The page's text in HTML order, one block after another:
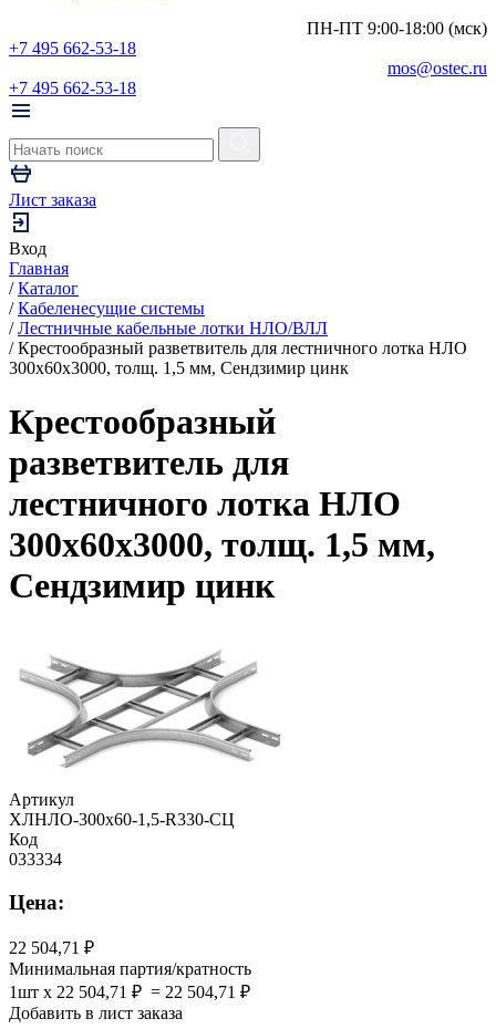
ПН-ПТ 9:00-18:00 (мск)
+7 495 662-53-18
mos@ostec.ru
+7 495 662-53-18
Лист заказа
Вход
Главная
/ Каталог
/ Кабеленесущие системы
/ Лестничные кабельные лотки НЛО/ВЛЛ
/ Крестообразный разветвитель для лестничного лотка НЛО
300х60х3000, толщ. 1,5 мм, Сендзимир цинк
Крестообразный
разветвитель для
лестничного лотка НЛО
300х60х3000, толщ. 1,5 мм,
Сендзимир цинк
Артикул
ХЛНЛО-300х60-1,5-R330-СЦ
Код
033334
Цена:
22 504,71
Минимальная партия/кратность
1шт x 22 504,71 ₽ = 22 504,71 ₽
Добавить в лист заказа